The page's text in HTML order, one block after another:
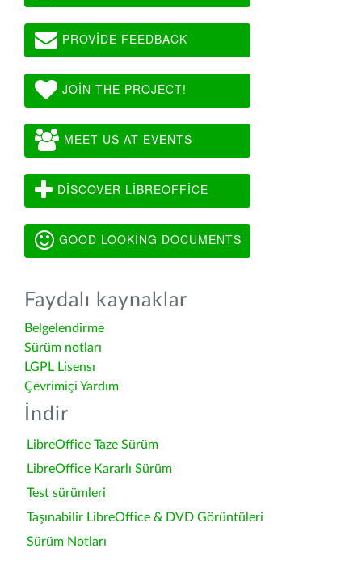
PROVIDE FEEDBACK
JOIN THE PROJECT!
MEET US AT EVENTS
DISCOVER LIBREOFFICE
GOOD LOOKING DOCUMENTS
Faydalı kaynaklar
Belgelendirme
Sürüm notları
LGPL Lisensı
Çevrimiçi Yardım
İndir
LibreOffice Taze Sürüm
LibreOffice Kararlı Sürüm
Test sürümleri
Taşınabilir LibreOffice & DVD Görüntüleri
Sürüm Notları